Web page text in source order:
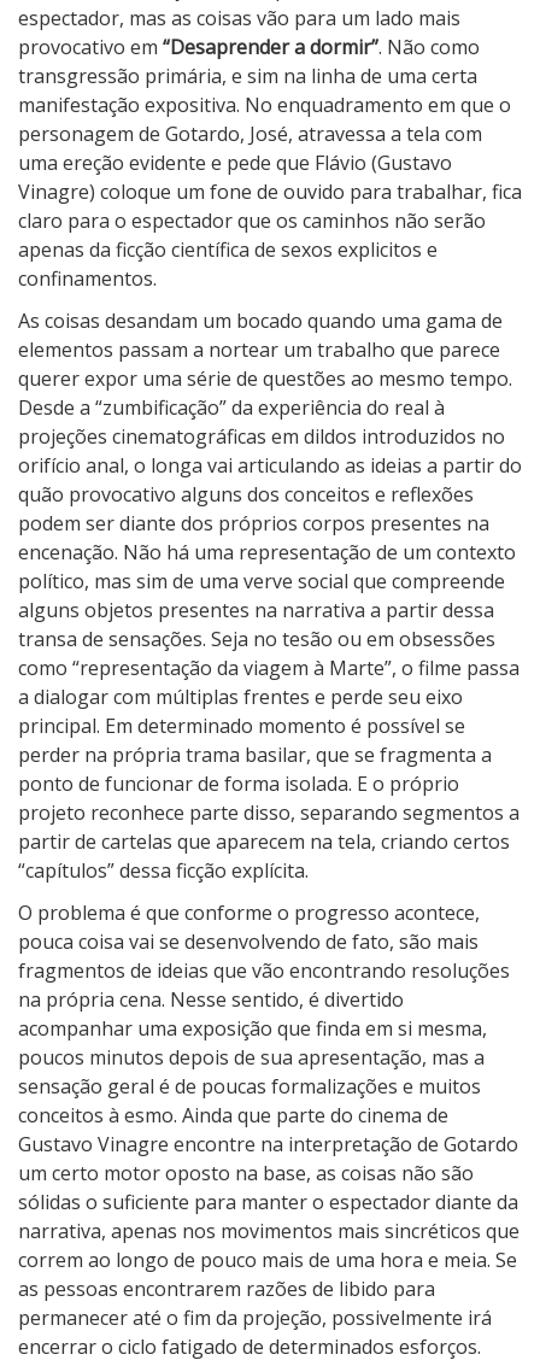
espectador, mas as coisas vão para um lado mais
provocativo em “Desaprender a dormir”. Não como
transgressão primária, e sim na linha de uma certa
manifestação expositiva. No enquadramento em que o
personagem de Gotardo, José, atravessa a tela com
uma ereção evidente e pede que Flávio (Gustavo
Vinagre) coloque um fone de ouvido para trabalhar, fica
claro para o espectador que os caminhos não serão
apenas da ficção científica de sexos explicitos e
confinamentos.
As coisas desandam um bocado quando uma gama de
elementos passam a nortear um trabalho que parece
querer expor uma série de questões ao mesmo tempo.
Desde a “zumbificação” da experiência do real à
projeções cinematográficas em dildos introduzidos no
orifício anal, o longa vai articulando as ideias a partir do
quão provocativo alguns dos conceitos e reflexões
podem ser diante dos próprios corpos presentes na
encenação. Não há uma representação de um contexto
político, mas sim de uma verve social que compreende
alguns objetos presentes na narrativa a partir dessa
transa de sensações. Seja no tesão ou em obsessões
como “representação da viagem à Marte”, o filme passa
a dialogar com múltiplas frentes e perde seu eixo
principal. Em determinado momento é possível se
perder na própria trama basilar, que se fragmenta a
ponto de funcionar de forma isolada. E o próprio
projeto reconhece parte disso, separando segmentos a
partir de cartelas que aparecem na tela, criando certos
“capítulos” dessa ficção explícita.
O problema é que conforme o progresso acontece,
pouca coisa vai se desenvolvendo de fato, são mais
fragmentos de ideias que vão encontrando resoluções
na própria cena. Nesse sentido, é divertido
acompanhar uma exposição que finda em si mesma,
poucos minutos depois de sua apresentação, mas a
sensação geral é de poucas formalizações e muitos
conceitos à esmo. Ainda que parte do cinema de
Gustavo Vinagre encontre na interpretação de Gotardo
um certo motor oposto na base, as coisas não são
sólidas o suficiente para manter o espectador diante da
narrativa, apenas nos movimentos mais sincréticos que
correm ao longo de pouco mais de uma hora e meia. Se
as pessoas encontrarem razões de libido para
permanecer até o fim da projeção, possivelmente irá
encerrar o ciclo fatigado de determinados esforços.